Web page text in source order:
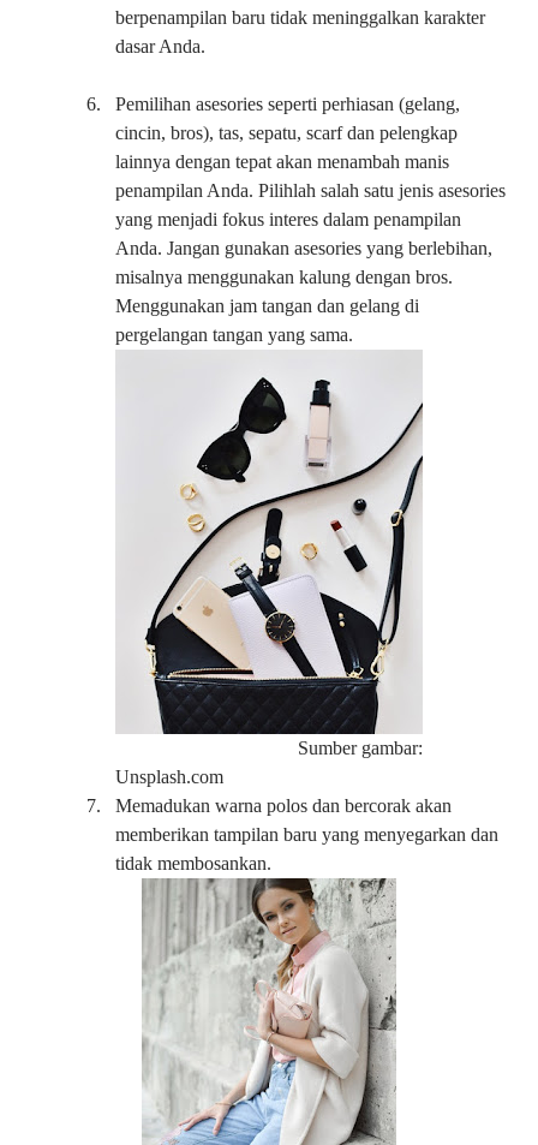
berpenampilan baru tidak meninggalkan karakter
dasar Anda.
6.
Pemilihan asesories seperti perhiasan (gelang,
cincin, bros), tas, sepatu, scarf dan pelengkap
lainnya dengan tepat akan menambah manis
penampilan Anda. Pilihlah salah satu jenis asesories
yang menjadi fokus interes dalam penampilan
Anda. Jangan gunakan asesories yang berlebihan,
misalnya menggunakan kalung dengan bros.
Menggunakan jam tangan dan gelang di
pergelangan tangan yang sama.
Sumber gambar:
Unsplash.com
7.
Memadukan warna polos dan bercorak akan
memberikan tampilan baru yang menyegarkan dan
tidak membosankan.